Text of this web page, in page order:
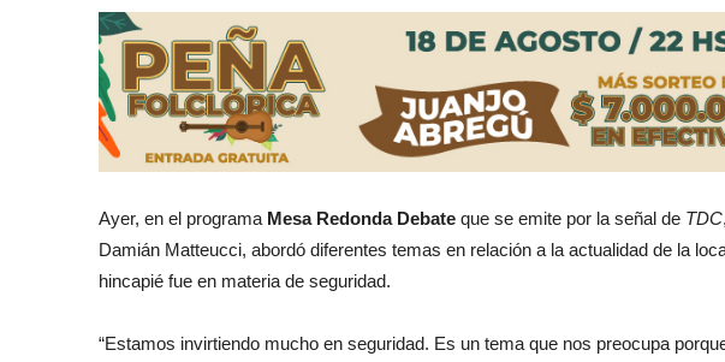
Ayer, en el programa Mesa Redonda Debate que se emite por la señal de TDC
Damián Matteucci, abordó diferentes temas en relación a la actualidad de la
hincapié fue en materia de seguridad.
“Estamos invirtiendo mucho en seguridad. Es un tema que nos preocupa